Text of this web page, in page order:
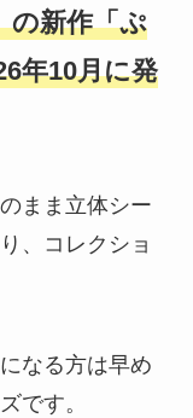
の新作「ぷ
年10月に発
まま立体シー
、コレクショ
なる方は早め
です。